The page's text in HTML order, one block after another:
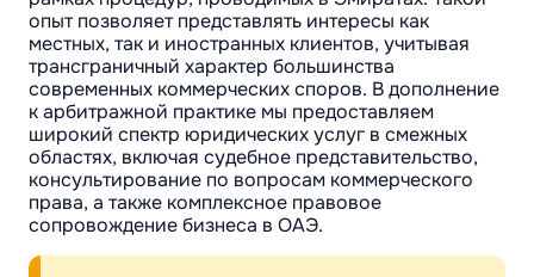
опыт позволяет представлять интересы как
местных, так и иностранных клиентов, учитывая
трансграничный характер большинства
современных коммерческих споров. В дополнение
к арбитражной практике мы предоставляем
широкий спектр юридических услуг в смежных
областях, включая судебное представительство,
консультирование по вопросам коммерческого
права, а также комплексное правовое
сопровождение бизнеса в ОАЭ.